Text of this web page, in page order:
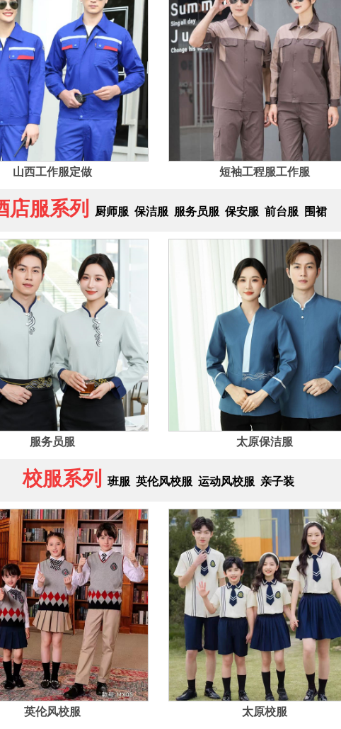
山西工作服定做 短袖工程服工作服
店服系列 厨师服 保洁服 服务员服 保安服 前台服 围裙
服务员服 太原保洁服
校服系列 班服 英伦风校服 运动风校服 亲子装
英伦风校服 太原校服